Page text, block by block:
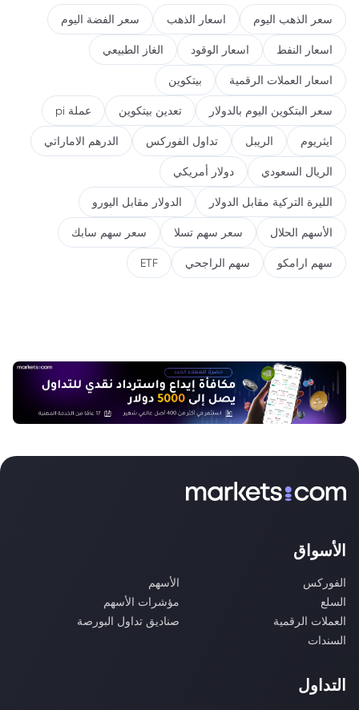
سعر الذهب اليوم اسعار الذهب سعر الفضة اليوم
اسعار النفط اسعار الوقود الغاز الطبيعي
اسعار العملات الرقمية بيتكوين
سعر البتكوين اليوم بالدولار تعدين بيتكوين عملة pi
ايثريوم الريبل تداول الفوركس الدرهم الاماراتي
الريال السعودي دولار أمريكي
الليرة التركية مقابل الدولار الدولار مقابل اليورو
الأسهم الحلال سعر سهم تسلا سعر سهم سابك
سهم ارامكو سهم الراجحي ETF
الأسواق
الفوركس
الأسهم
السلع
مؤشرات الأسهم
العملات الرقمية
صناديق تداول البورصة
السندات
التداول